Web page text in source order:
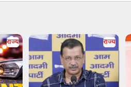
राज्य राज्य